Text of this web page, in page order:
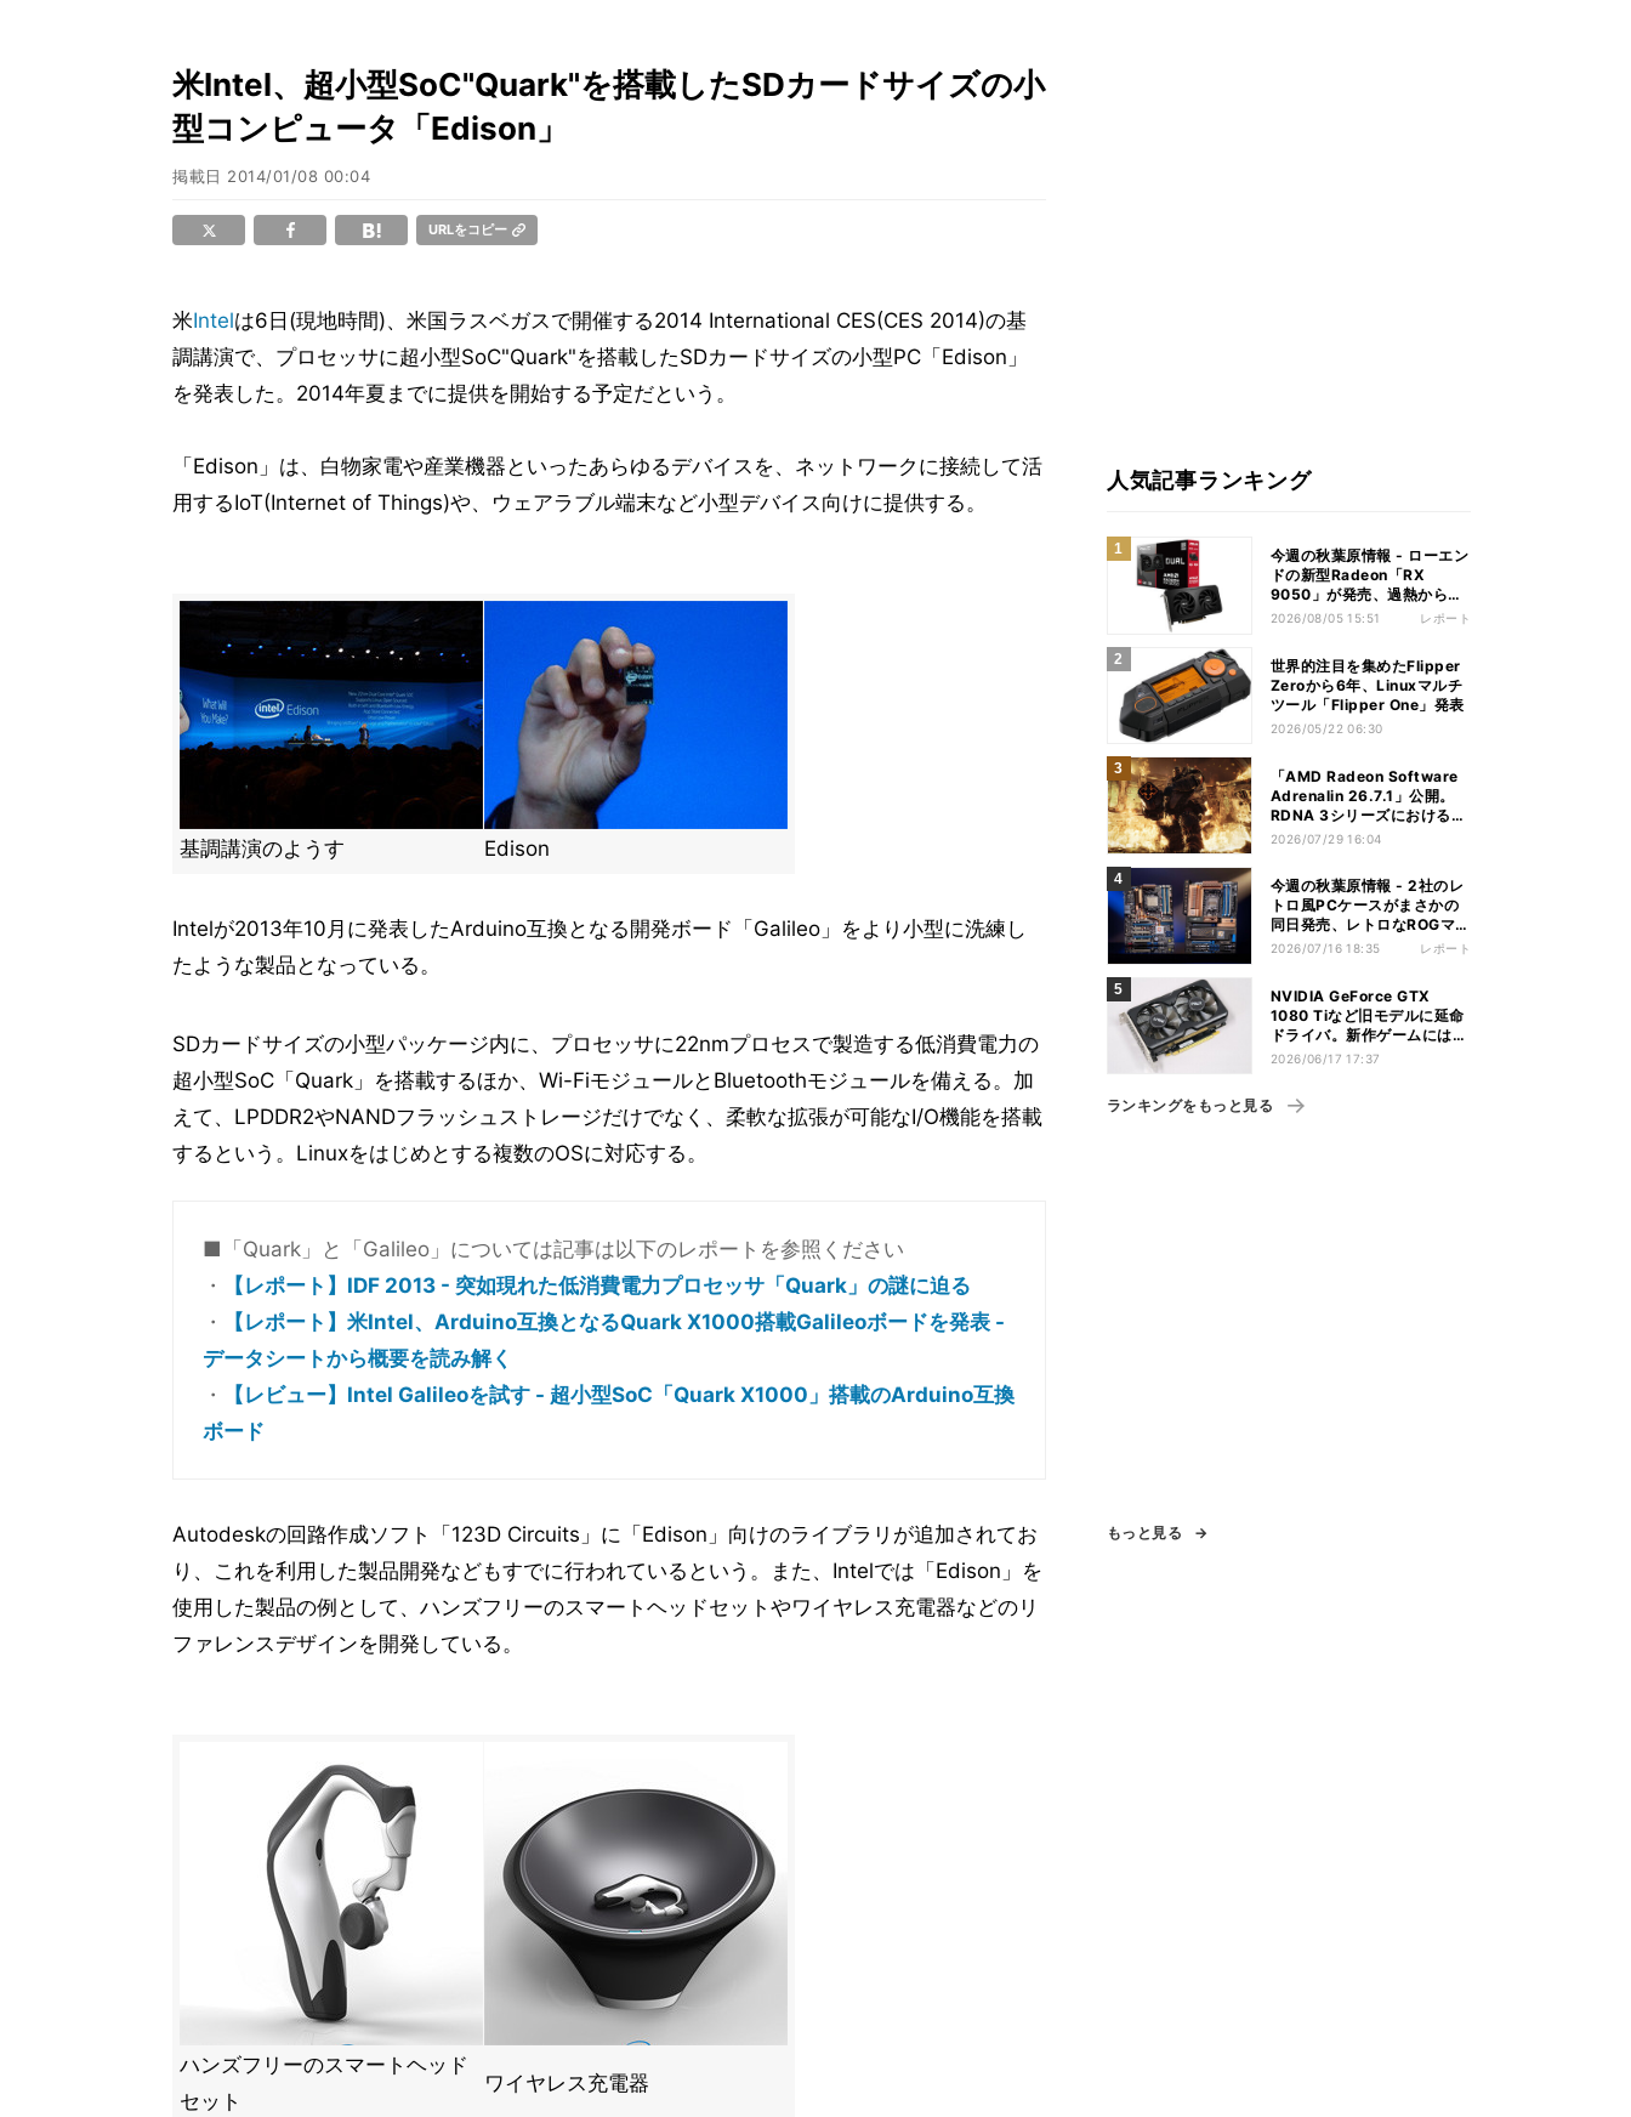
米Intel、超小型SoC"Quark"を搭載したSDカードサイズの小
型コンピュータ「Edison」
掲載日 2014/01/08 00:04
URLをコピー
米Intelは6日(現地時間)、米国ラスベガスで開催する2014 International CES(CES 2014)の基
調講演で、プロセッサに超小型SoC"Quark"を搭載したSDカードサイズの小型PC「Edison」
を発表した。2014年夏までに提供を開始する予定だという。
「Edison」は、白物家電や産業機器といったあらゆるデバイスを、ネットワークに接続して活
用するIoT(Internet of Things)や、ウェアラブル端末など小型デバイス向けに提供する。
基調講演のようす Edison
Intelが2013年10月に発表したArduino互換となる開発ボード「Galileo」をより小型に洗練し
たような製品となっている。
SDカードサイズの小型パッケージ内に、プロセッサに22nmプロセスで製造する低消費電力の
超小型SoC「Quark」を搭載するほか、Wi-FiモジュールとBluetoothモジュールを備える。加
えて、LPDDR2やNANDフラッシュストレージだけでなく、柔軟な拡張が可能なI/O機能を搭載
するという。Linuxをはじめとする複数のOSに対応する。
■「Quark」と「Galileo」については記事は以下のレポートを参照ください
・
【レポート】IDF 2013 - 突如現れた低消費電力プロセッサ「Quark」の謎に迫る
・
【レポート】米Intel、Arduino互換となるQuark X1000搭載Galileoボードを発表 -
データシートから概要を読み解く
・
【レビュー】Intel Galileoを試す - 超小型SoC「Quark X1000」搭載のArduino互換
ボード
Autodeskの回路作成ソフト「123D Circuits」に「Edison」向けのライブラリが追加されてお
り、これを利用した製品開発などもすでに行われているという。また、Intelでは「Edison」を
使用した製品の例として、ハンズフリーのスマートヘッドセットやワイヤレス充電器などのリ
ファレンスデザインを開発している。
ハンズフリーのスマートヘッド
セット
ワイヤレス充電器
人気記事ランキング
今週の秋葉原情報 - ローエン
ドの新型Radeon「RX
9050」が発売、過熱から守
れる電源ケーブルも
2026/08/05 15:51 レポート
世界的注目を集めたFlipper
Zeroから6年、Linuxマルチ
ツール「Flipper One」発表
2026/05/22 06:30
「AMD Radeon Software
Adrenalin 26.7.1」公開。
RDNA 3シリーズにおける不
具合多数解消
2026/07/29 16:04
今週の秋葉原情報 - 2社のレ
トロ風PCケースがまさかの
同日発売、レトロなROGマザ
ーも登場
2026/07/16 18:35 レポート
NVIDIA GeForce GTX
1080 Tiなど旧モデルに延命
ドライバ。新作ゲームには非
対応
2026/06/17 17:37
ランキングをもっと見る
もっと見る